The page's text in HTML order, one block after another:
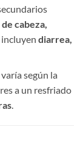
cabeza,
diarrea,
según la
a un resfriado
.